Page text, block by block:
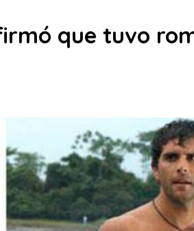
que tuvo